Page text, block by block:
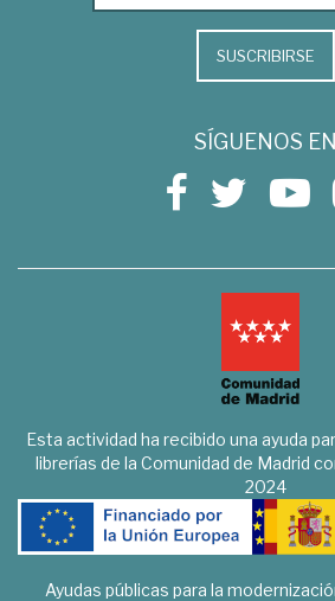
SUSCRIBIRSE
SÍGUENOS EN
Esta actividad ha recibido una ayuda
librerías de la Comunidad de Madrid
2024
Ayudas públicas para la